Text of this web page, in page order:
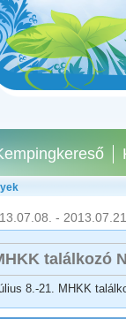
-
találkozó
8.-21. MHKK